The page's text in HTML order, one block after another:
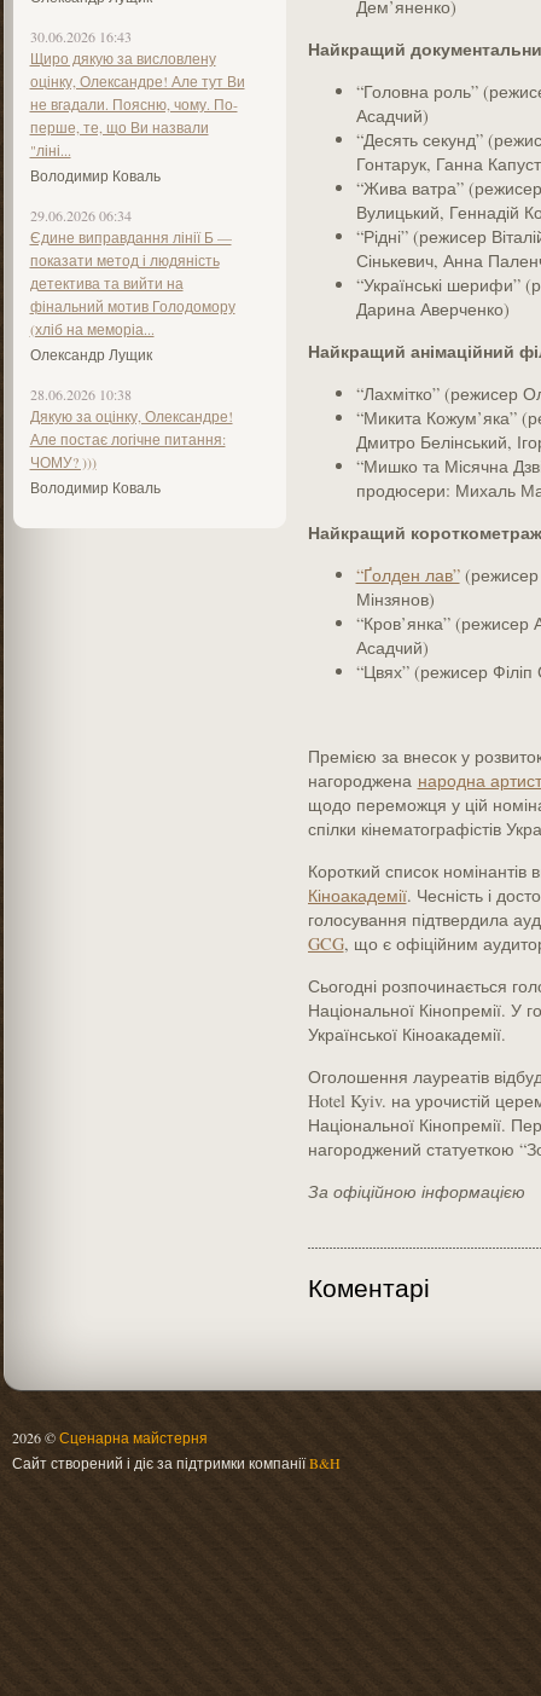
30.06.2026 16:43
Щиро дякую за висловлену
оцінку, Олександре! Але тут Ви
не вгадали. Поясню, чому. По-
перше, те, що Ви назвали
"ліні...
Володимир Коваль
29.06.2026 06:34
Єдине виправдання лінії Б —
показати метод і людяність
детектива та вийти на
фінальний мотив Голодомору
(хліб на меморіа...
Олександр Лущик
28.06.2026 10:38
Дякую за оцінку, Олександре!
Але постає логічне питання:
ЧОМУ? )))
Володимир Коваль
Дем’яненко)
Найкращий
“Головна роль”
Асадчий)
“Десять секунд”
Гонтарук, Ганна
“Жива ватра”
Вулицький, Геннадій
“Рідні” (режисер
Сінькевич, Анна
“Українські шерифи”
Дарина Аверченко)
Найкращий анімаційний
“Лахмітко” (режисер
“Микита Кожум’яка”
Дмитро Белінський,
“Мишко та Місячна
продюсери: Михаль
Найкращий
“Ґолден лав”(режисер
Мінзянов)
“Кров’янка”
Асадчий)
“Цвях” (режисер
Премією за внесок у
нагороджена народна
щодо переможця у цій
спілки кінематографістів
Короткий список номінантів
Кіноакадемії. Чесність і
голосування підтвердила
GCG, що є офіційним
Сьогодні розпочинається
Національної Кінопремії. У
Української Кіноакадемії.
Оголошення лауреатів
Hotel Kyiv. на урочистій
Національної Кінопремії.
нагороджений статуеткою
За офіційною інформацією
Коментарі
2026 ©Сценарна майстерня
Сайт створений і діє за підтримки компаніїB&H